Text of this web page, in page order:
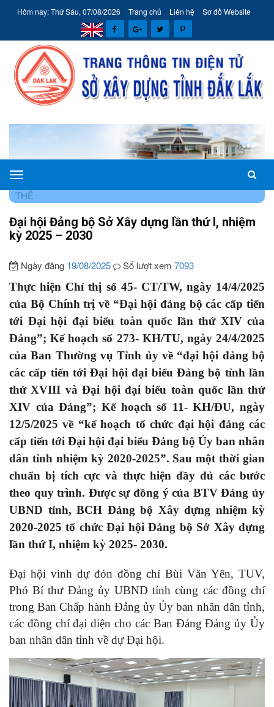
Hôm nay: Thứ Sáu, 07/08/2026 Trang chủ Liên hệ Sơ đồ Website
Sở
Xây
tỉnh
Đắk
TRANG CHỦ
TIN ĐẢNG, ĐOÀN
THỂ
Đại hội Đảng bộ Sở Xây dựng lần thứ I, nhiệm
kỳ 2025 – 2030
Ngày đăng 19/08/2025 Số lượt xem 7093
Thực hiện Chỉ thị số 45- CT/TW, ngày 14/4/2025
của Bộ Chính trị về “Đại hội đảng bộ các cấp tiến
tới Đại hội đại biểu toàn quốc lần thứ XIV của
Đảng”; Kế hoạch số 273- KH/TU, ngày 24/4/2025
của Ban Thường vụ Tỉnh ủy về “đại hội đảng bộ
các cấp tiến tới Đại hội đại biểu Đảng bộ tỉnh lần
thứ XVIII và Đại hội đại biểu toàn quốc lần thứ
XIV của Đảng”; Kế hoạch số 11- KH/ĐU, ngày
12/5/2025 về “kế hoạch tổ chức đại hội đảng các
cấp tiến tới Đại hội đại biểu Đảng bộ Ủy ban nhân
dân tỉnh nhiệm kỳ 2020-2025”. Sau một thời gian
chuẩn bị tích cực và thực hiện đầy đủ các bước
theo quy trình. Được sự đồng ý của BTV Đảng ủy
UBND tỉnh, BCH Đảng bộ Xây dựng nhiệm kỳ
2020-2025 tổ chức Đại hội Đảng bộ Sở Xây dựng
lần thứ I, nhiệm kỳ 2025- 2030.
Đại hội vinh dự đón đồng chí Bùi Văn Yên, TUV,
Phó Bí thư Đảng ủy UBND tỉnh cùng các đồng chí
trong Ban Chấp hành Đảng ủy Ủy ban nhân dân tỉnh,
các đồng chí đại diện cho các Ban Đảng Đảng ủy Ủy
ban nhân dân tỉnh về dự Đại hội.